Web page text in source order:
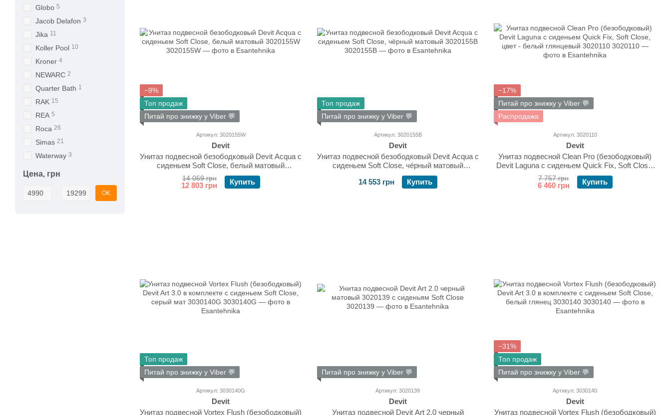
−9%
Топ продаж
Питай про знижку у Viber 💬
Артикул: 3020155W
Devit
Унитаз подвесной безободковый Devit Acqua с
сиденьем Soft Close, белый матовый
3020155W
14 069 грн
12 803 грн Купить
Топ продаж
Питай про знижку у Viber 💬
Артикул: 3020155B
Devit
Унитаз подвесной безободковый Devit Acqua с
сиденьем Soft Close, чёрный матовый
3020155B
14 553 грн
Купить
−17%
Питай про знижку у Viber 💬
Распродажа
Артикул: 3020110
Devit
Унитаз подвесной Clean Pro (безободковый)
Devit Laguna с сиденьем Quick Fix, Soft Close,
цвет - белый глянцевый 3020110
7 757 грн
6 460 грн Купить
Топ продаж
Питай про знижку у Viber 💬
Артикул: 3030140G
Devit
Унитаз подвесной Vortex Flush (безободковый)
Питай про знижку у Viber 💬
Артикул: 3020139
Devit
Унитаз подвесной Devit Art 2.0 черный
−31%
Топ продаж
Питай про знижку у Viber 💬
Артикул: 3030140
Devit
Унитаз подвесной Vortex Flush (безободковый)
Globo 5
Jacob Delafon 3
Jika 11
Koller Pool 10
Kroner 4
NEWARC 2
Quarter Bath 1
RAK 15
REA 5
Roca 26
Simas 21
Waterway 3
Цена, грн
От Цена, грн
До Цена, грн OK